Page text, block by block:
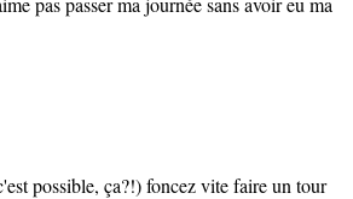
possible, ça?!) foncez vite faire un tour